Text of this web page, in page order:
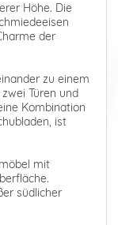
Höhe. Die
der
zu einem
Türen und
Kombination
ist
mit
südlicher